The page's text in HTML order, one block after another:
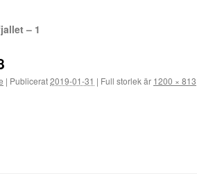
– 1
| Publicerat2019-01-31 | Full storlek är 1200 × 813